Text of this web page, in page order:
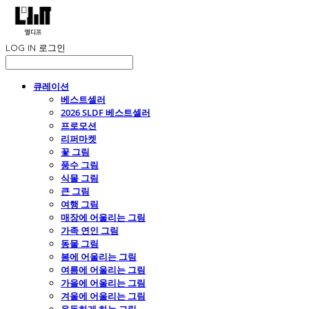
LOG IN 로그인
큐레이션
베스트셀러
2026 SLDF 베스트셀러
프로모션
리퍼마켓
꽃 그림
풍수 그림
식물 그림
큰 그림
여행 그림
매장에 어울리는 그림
가족 연인 그림
동물 그림
봄에 어울리는 그림
여름에 어울리는 그림
가을에 어울리는 그림
겨울에 어울리는 그림